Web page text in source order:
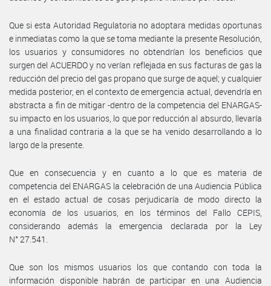
Que si esta Autoridad Regulatoria no adoptara medidas oportunas
e inmediatas como la que se toma mediante la presente Resolución,
los usuarios y consumidores no obtendrían los beneficios que
surgen del ACUERDO y no verían reflejada en sus facturas de gas la
reducción del precio del gas propano que surge de aquel; y cualquier
medida posterior, en el contexto de emergencia actual, devendría en
abstracta a fin de mitigar -dentro de la competencia del ENARGAS-
su impacto en los usuarios, lo que por reducción al absurdo, llevaría
a una finalidad contraria a la que se ha venido desarrollando a lo
largo de la presente.
Que en consecuencia y en cuanto a lo que es materia de
competencia del ENARGAS la celebración de una Audiencia Pública
en el estado actual de cosas perjudicaría de modo directo la
economía de los usuarios, en los términos del Fallo CEPIS,
considerando además la emergencia declarada por la Ley
N° 27.541.
Que son los mismos usuarios los que contando con toda la
información disponible habrán de participar en una Audiencia